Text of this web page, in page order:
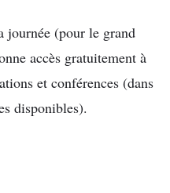
journée (pour le grand
accès gratuitement à
et conférences (dans
disponibles).